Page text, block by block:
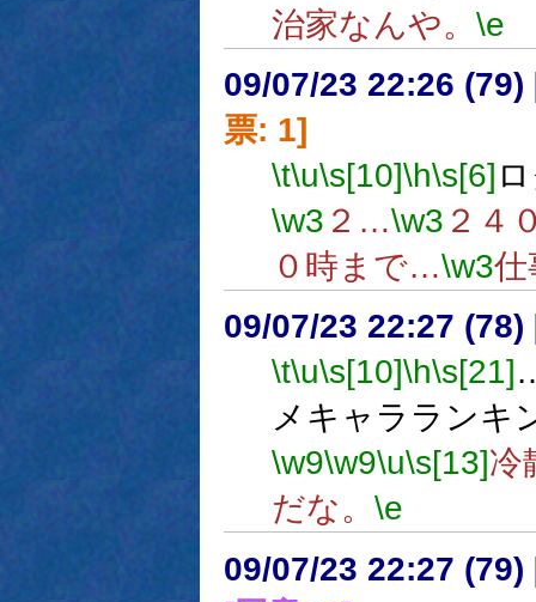
治家なんや。 \e
09/07/23 22:26 (79)
票: 1]
\t\u\s[10]\h\s[6]
\w3 ２…\w3 ２４
０時まで…\w3
09/07/23 22:27 (78)
\t\u\s[10]\h\s[21]
メキャラランキ
\w9\w9\u\s[13]冷
だな。 \e
09/07/23 22:27 (79)